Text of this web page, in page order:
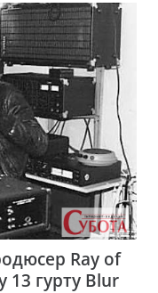
Ray of
гурту Blur